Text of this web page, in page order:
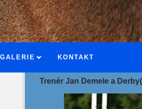
GALERIE KONTAKT
Trenér Jan Demele a